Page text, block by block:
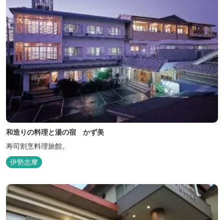
和造りの料理と湯の宿 かず美
寿司割烹料理旅館。
伊勢志摩